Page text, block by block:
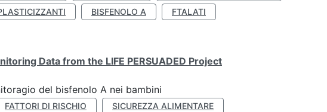
BISFENOLO A
FTALATI
Data from the LIFE PERSUADED Project
del bisfenolo A nei bambini
FATTORI DI RISCHIO
SICUREZZA ALIMENTARE